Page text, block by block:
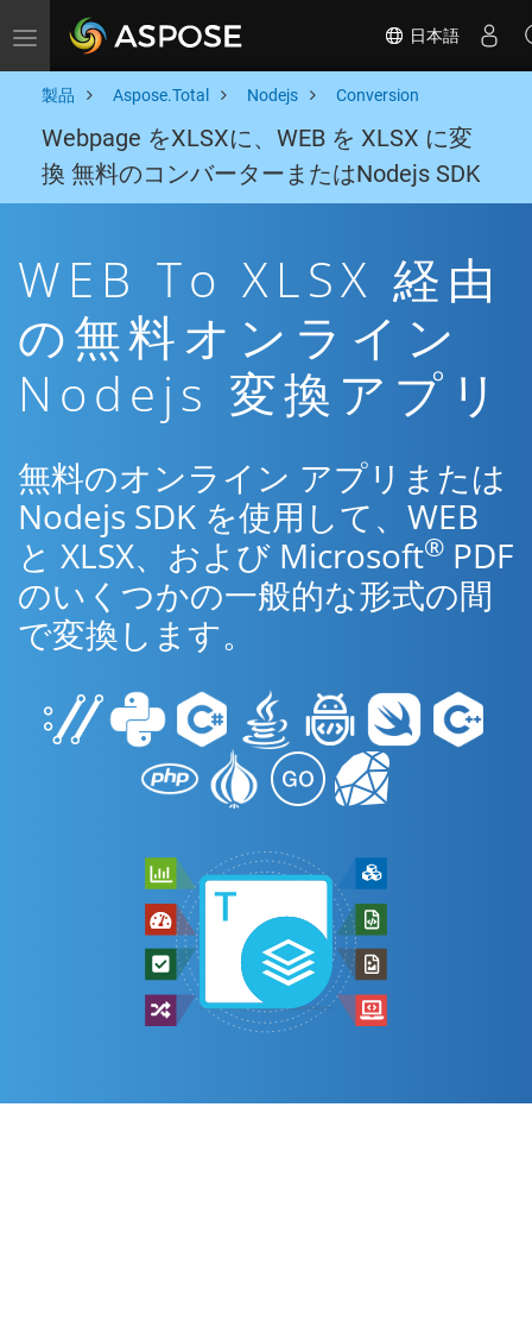
Toggle navigation 日本語
製品 Aspose.Total Nodejs Conversion
Webpage をXLSXに、WEB を XLSX に変
換 無料のコンバーターまたはNodejs SDK
WEB To XLSX 経由
の無料オンライン
Nodejs 変換アプリ
無料のオンライン アプリまたは
Nodejs SDK を使用して、WEB
と XLSX、および Microsoft® PDF
のいくつかの一般的な形式の間
で変換します。